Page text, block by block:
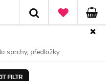
sprchy, předložky
FILTR